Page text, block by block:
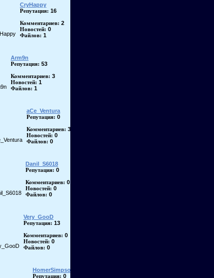
CryHappy
Репутация: 16
Комментариев: 2
Новостей: 0
Файлов: 1
Arm9n
Репутация: 53
Комментариев: 3
Новостей: 1
Файлов: 1
aCe_Ventura
Репутация: 0
Комментариев: 3
Новостей: 0
Файлов: 0
Danil_S6018
Репутация: 0
Комментариев: 0
Новостей: 0
Файлов: 0
Very_GooD
Репутация: 13
Комментариев: 0
Новостей: 0
Файлов: 0
HomerSimpson
Репутация: 0